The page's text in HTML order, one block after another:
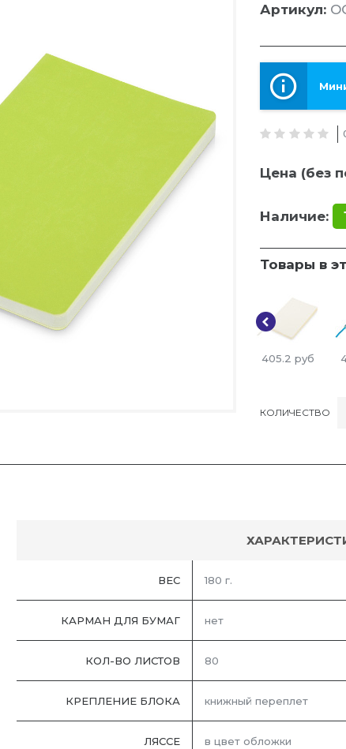
Артикул:
Цена (без
Наличие:
Товары в
405.2 руб
КОЛИЧЕСТВО
ВЕС 180 г.
КАРМАН ДЛЯ БУМАГ нет
КОЛ-ВО ЛИСТОВ 80
КРЕПЛЕНИЕ БЛОКА книжный переплет
ЛЯССЕ в цвет обложки